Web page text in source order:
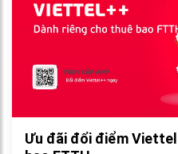
Ưu đãi đổi điểm